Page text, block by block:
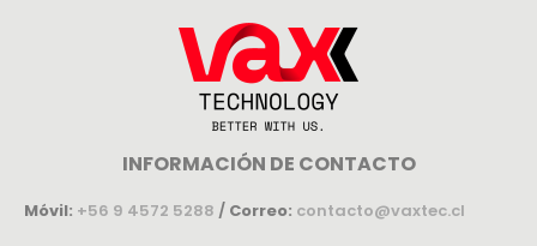
INFORMACIÓN DE CONTACTO
Móvil: +56 9 4572 5288 / Correo: contacto@vaxtec.cl